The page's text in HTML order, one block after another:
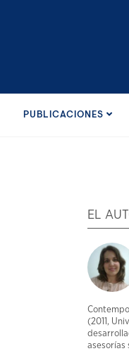
PUBLICACIONES
EL
(2011,
asesorías